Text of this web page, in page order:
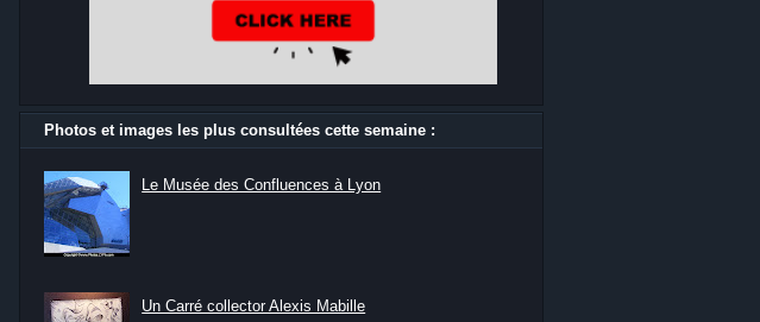
Photos et images les plus consultées cette semaine :
Le Musée des Confluences à Lyon
Un Carré collector Alexis Mabille